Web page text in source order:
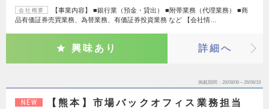
会社概要
【事業内容】 ■銀行業（預金・貸出） ■附帯業務（代理業務） ■商
品有価証券売買業務、為替業務、有価証券投資業務 など 【会社情…
興味あり 詳細へ
掲載期間 26/08/06～26/08/19
NEW
【熊本】市場バックオフィス業務担当